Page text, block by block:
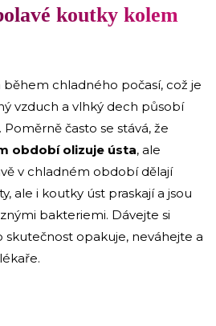
koutky kolem
chladného počasí, což je
vzduch a vlhký dech působí
často se stává, že
období olizuje ústa, ale
v chladném období dělají
ale i koutky úst praskají a jsou
bakteriemi. Dávejte si
skutečnost opakuje, neváhejte a